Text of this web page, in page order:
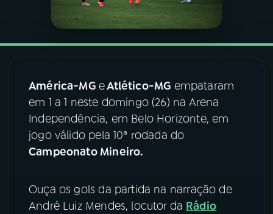
VIDEOCASTS
08 FESTIVAL DE MÚSICA
ACOMPANHE A RÁDIO NACIONAL
Instagram
América-MGeAtlético-MG empataram
em 1 a 1 neste domingo (26) na Arena
Independência, em Belo Horizonte, em
jogo válido pela 10ª rodada do
Campeonato Mineiro.
Ouça os gols da partida na narração de
André Luiz Mendes, locutor da Rádio